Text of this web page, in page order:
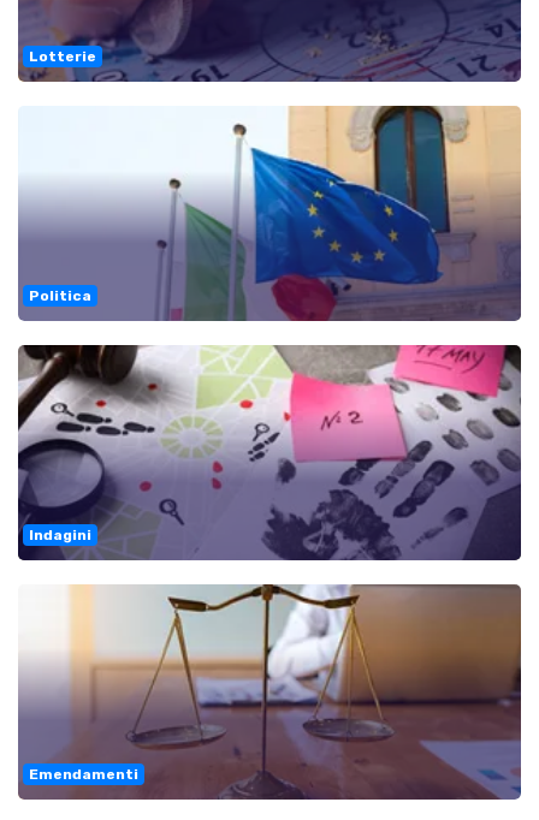
Lotterie
Politica
Indagini
Emendamenti